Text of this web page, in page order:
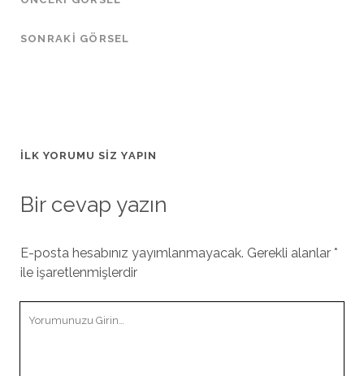
SONRAKI GÖRSEL
İLK YORUMU SIZ YAPIN
Bir cevap yazın
E-posta hesabınız yayımlanmayacak. Gerekli alanlar *
ile işaretlenmişlerdir